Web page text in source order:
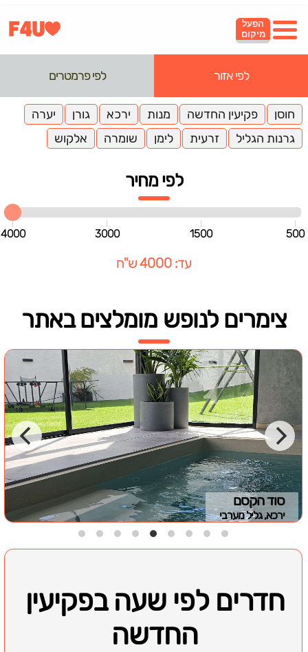
הפעל
מיקום
לפי אזור לפי פרמטרים
חוסן פקיעין החדשה מנות ירכא גורן
יערה
גרנות הגליל
זרעית לימן שומרה אלקוש
לפי מחיר
500
1500
3000
4000
עד: 4000 ש"ח
צימרים לנופש מומלצים באתר
סוד הקסם
ירכא, גליל מערבי
חדרים לפי שעה בפקיעין
החדשה